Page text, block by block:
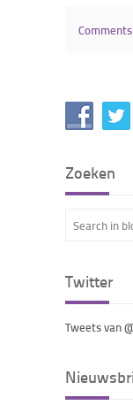
Zoeken
Twitter
Tweets van